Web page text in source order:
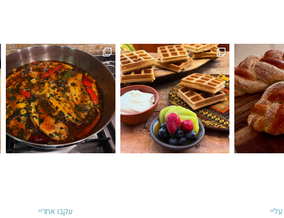
שוקולד: ק
כל מילה מיותרת . סיר דגים עשיר בעשבי תיבו
אני תמיד מקפידה למלא את הצנצנות המונחות על השיש במ
עקבו אחריי